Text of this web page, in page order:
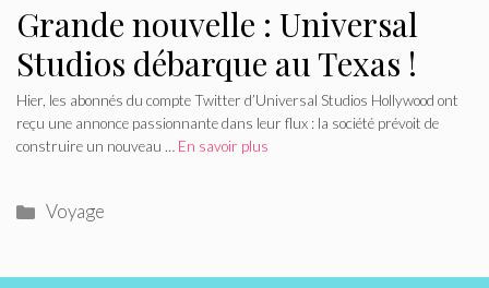
Grande nouvelle : Universal
Studios débarque au Texas !
Hier, les abonnés du compte Twitter d’Universal Studios Hollywood ont
reçu une annonce passionnante dans leur flux : la société prévoit de
construire un nouveau … En savoir plus
Catégories
Voyage